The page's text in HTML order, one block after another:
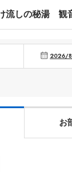
流しの秘湯 観
2026/
お